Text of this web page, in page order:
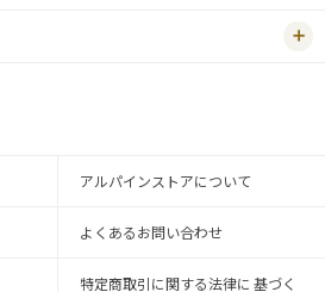
アルパインストアについて
よくあるお問い合わせ
特定商取引に関する法律に 基づく